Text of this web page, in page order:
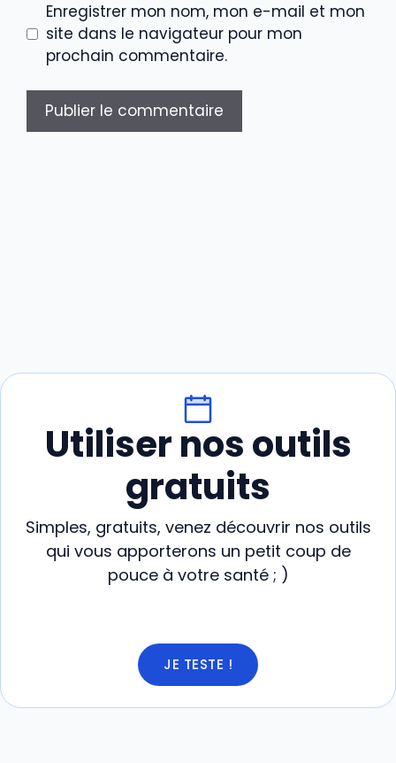
Enregistrer mon nom, mon e-mail et mon
site dans le navigateur pour mon
prochain commentaire.
Utiliser nos outils
gratuits
Simples, gratuits, venez découvrir nos outils
qui vous apporterons un petit coup de
pouce à votre santé ; )
JE TESTE !